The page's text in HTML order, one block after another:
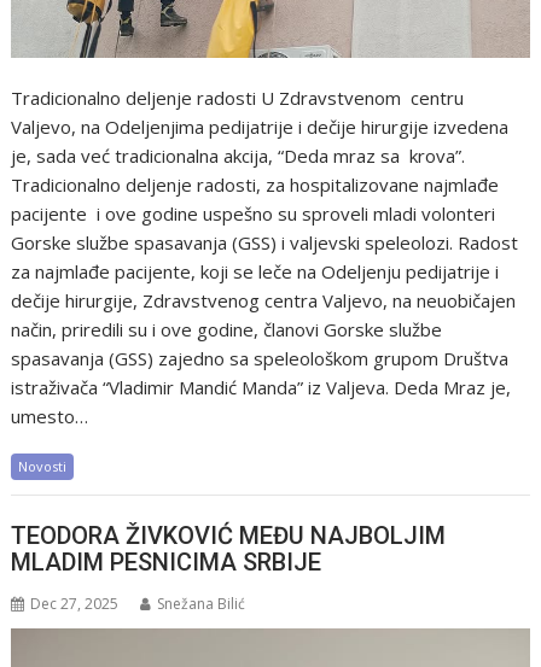
Tradicionalno deljenje radosti U Zdravstvenom centru
Valjevo, na Odeljenjima pedijatrije i dečije hirurgije izvedena
je, sada već tradicionalna akcija, “Deda mraz sa krova”.
Tradicionalno deljenje radosti, za hospitalizovane najmlađe
pacijente i ove godine uspešno su sproveli mladi volonteri
Gorske službe spasavanja (GSS) i valjevski speleolozi. Radost
za najmlađe pacijente, koji se leče na Odeljenju pedijatrije i
dečije hirurgije, Zdravstvenog centra Valjevo, na neuobičajen
način, priredili su i ove godine, članovi Gorske službe
spasavanja (GSS) zajedno sa speleološkom grupom Društva
istraživača “Vladimir Mandić Manda” iz Valjeva. Deda Mraz je,
umesto…
Novosti
TEODORA ŽIVKOVIĆ MEĐU NAJBOLJIM
MLADIM PESNICIMA SRBIJE
Dec 27, 2025 Snežana Bilić